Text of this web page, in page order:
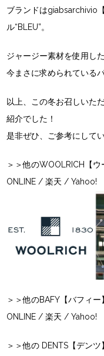
ブランドはgiabsarchivio
ル“BLEU”。
ジャージー素材を使用し
今まさに求められている
以上、この冬お召しいた
紹介でした！
是非ぜひ、ご参考にして
＞＞他のWOOLRICH【
ONLINE /楽天 / Yahoo!
＞＞他のBAFY【バフィ
ONLINE /楽天 /Yahoo!
＞＞他の DENTS【デン